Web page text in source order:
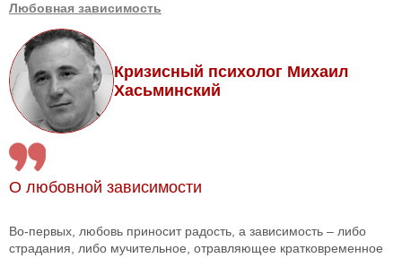
Любовная зависимость
Кризисный психолог Михаил
Хасьминский
О любовной зависимости
Во-первых, любовь приносит радость, а зависимость – либо
страдания, либо мучительное, отравляющее кратковременное